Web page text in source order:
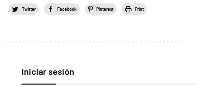
Twitter Facebook Pinterest Print
Iniciar sesión